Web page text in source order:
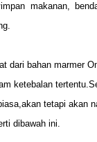
makanan,
dari bahan marmer
ketebalan
tetapi akan
dibawah ini.